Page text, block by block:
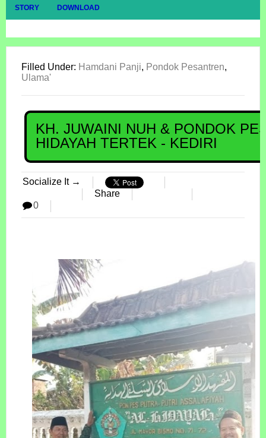
STORY DOWNLOAD
Filled Under: Hamdani Panji, Pondok Pesantren,
Ulama'
KH. JUWAINI NUH & PONDOK
HIDAYAH TERTEK - KEDIRI
Socialize It →
Share
0